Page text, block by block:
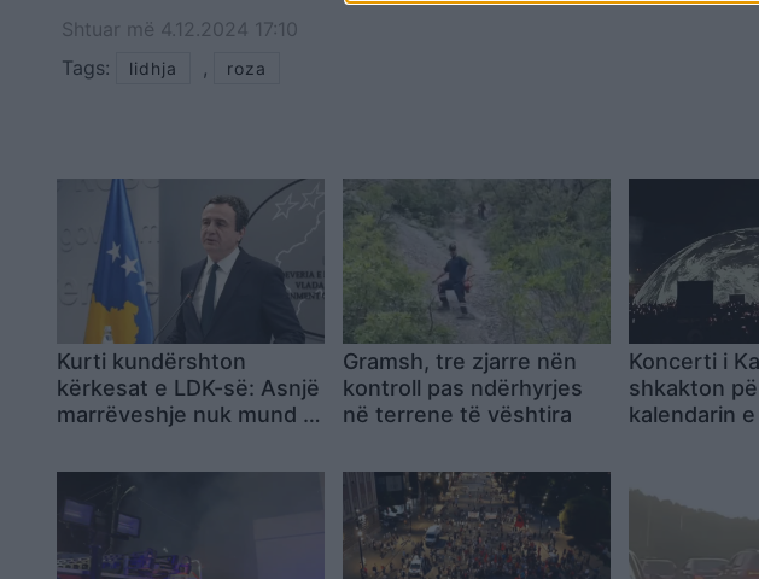
Shtuar më 4.12.2024 17:10
Tags:
lidhja , roza
Kurti kundërshton
kërkesat e LDK-së: Asnjë
marrëveshje nuk mund të
Gramsh, tre zjarre nën
kontroll pas ndërhyrjes
në terrene të vështira
Koncerti i
shkakton
kalendarin